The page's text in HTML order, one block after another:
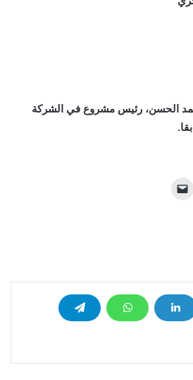
الحسن، رئيس مشروع في الشركة